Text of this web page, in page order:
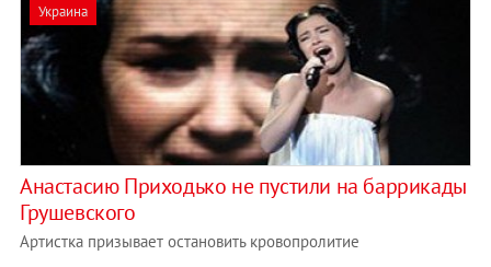
Украина
Анастасию Приходько не пустили на баррикады
Грушевского
Артистка призывает остановить кровопролитие